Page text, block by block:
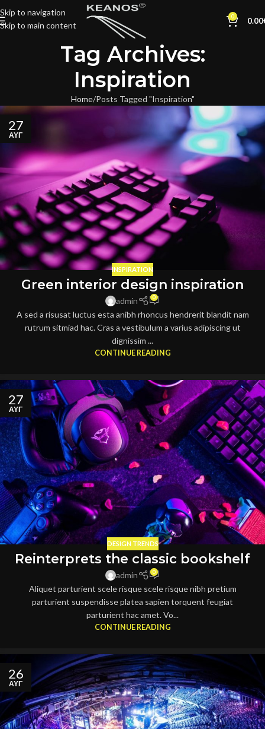
Skip to navigation
Skip to main content
0 0.00
Tag Archives:
Inspiration
Home Posts Tagged "Inspiration"
27
ΑΥΓ
INSPIRATION
Green interior design inspiration
admin 0
A sed a risusat luctus esta anibh rhoncus hendrerit blandit nam
rutrum sitmiad hac. Cras a vestibulum a varius adipiscing ut
dignissim ...
CONTINUE READING
27
ΑΥΓ
DESIGN TRENDS
Reinterprets the classic bookshelf
admin 0
Aliquet parturient scele risque scele risque nibh pretium
parturient suspendisse platea sapien torquent feugiat
parturient hac amet. Vo...
CONTINUE READING
26
ΑΥΓ